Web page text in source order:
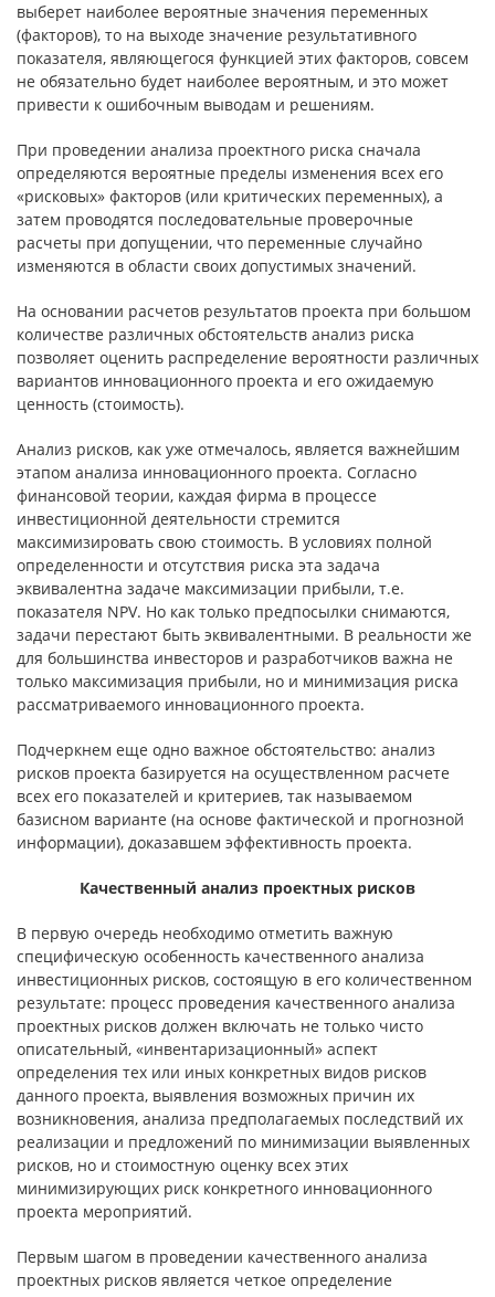
выберет наиболее вероятные значения переменных
(факторов), то на выходе значение результативного
показателя, являющегося функцией этих факторов, совсем
не обязательно будет наиболее вероятным, и это может
привести к ошибочным выводам и решениям.
При проведении анализа проектного риска сначала
определяются вероятные пределы изменения всех его
«рисковых» факторов (или критических переменных), а
затем проводятся последовательные проверочные
расчеты при допущении, что переменные случайно
изменяются в области своих допустимых значений.
На основании расчетов результатов проекта при большом
количестве различных обстоятельств анализ риска
позволяет оценить распределение вероятности различных
вариантов инновационного проекта и его ожидаемую
ценность (стоимость).
Анализ рисков, как уже отмечалось, является важнейшим
этапом анализа инновационного проекта. Согласно
финансовой теории, каждая фирма в процессе
инвестиционной деятельности стремится
максимизировать свою стоимость. В условиях полной
определенности и отсутствия риска эта задача
эквивалентна задаче максимизации прибыли, т.е.
показателя NPV. Но как только предпосылки снимаются,
задачи перестают быть эквивалентными. В реальности же
для большинства инвесторов и разработчиков важна не
только максимизация прибыли, но и минимизация риска
рассматриваемого инновационного проекта.
Подчеркнем еще одно важное обстоятельство: анализ
рисков проекта базируется на осуществленном расчете
всех его показателей и критериев, так называемом
базисном варианте (на основе фактической и прогнозной
информации), доказавшем эффективность проекта.
Качественный анализ проектных рисков
В первую очередь необходимо отметить важную
специфическую особенность качественного анализа
инвестиционных рисков, состоящую в его количественном
результате: процесс проведения качественного анализа
проектных рисков должен включать не только чисто
описательный, «инвентаризационный» аспект
определения тех или иных конкретных видов рисков
данного проекта, выявления возможных причин их
возникновения, анализа предполагаемых последствий их
реализации и предложений по минимизации выявленных
рисков, но и стоимостную оценку всех этих
минимизирующих риск конкретного инновационного
проекта мероприятий.
Первым шагом в проведении качественного анализа
проектных рисков является четкое определение